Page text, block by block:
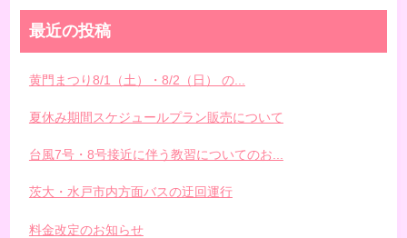
最近の投稿
黄門まつり8/1（土）・8/2（日） の...
夏休み期間スケジュールプラン販売について
台風7号・8号接近に伴う教習についてのお...
茨大・水戸市内方面バスの迂回運行
料金改定のお知らせ